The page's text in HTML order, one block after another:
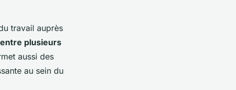
travail auprès
plusieurs
aussi des
au sein du